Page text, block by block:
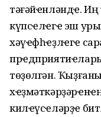
тәғәйҽнләндҽ.
күпсҽлҽгҽ эш
хәүҽфһҽҙлҽгҽ
төҙөлгән.
килҽүсҽләрҙҽ